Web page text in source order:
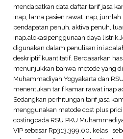
mendapatkan data daftar tarif jasa
inap, lama pasien rawat inap, jumlah
pendapatan penuh, aktiva penuh,
inap,alokasipenggunaan daya
digunakan dalam penulisan ini
deskriptif kuantitatif. Berdasarkan
menunjukkan bahwa metode yang
Muhammadiyah Yogyakarta dan
menentukan tarif kamar rawat inap
Sedangkan perhitungan tarif jasa
menggunakan metode cost plus
costingpada RSU PKU
VIP sebesar Rp313.399,00, kelas I